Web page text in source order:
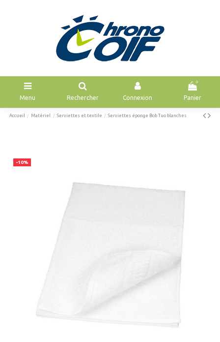
Menu Rechercher Connexion
0
Panier
Accueil Matériel Serviettes et textile Serviettes éponge Bob Tuo blanches
-10%